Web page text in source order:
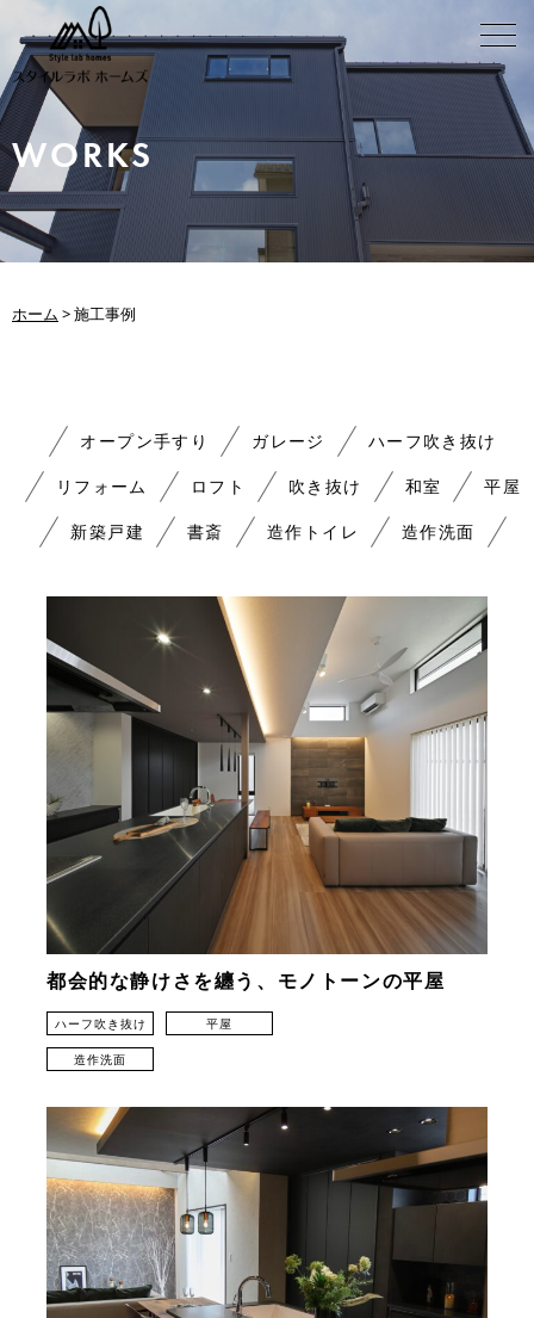
WORKS
ホーム >施工事例
オープン手すり ガレージ
ハーフ吹き抜け
リフォーム
ロフト 吹き抜け 和室
平屋
新築戸建
書斎 造作トイレ 造作洗面
都会的な静けさを纏う、モノトーンの平屋
ハーフ吹き抜け 平屋
造作洗面